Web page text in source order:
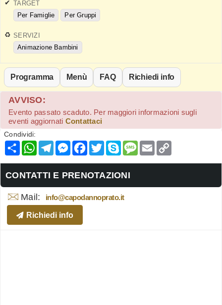
TARGET
Per Famiglie
Per Gruppi
SERVIZI
Animazione Bambini
Programma Menù FAQ Richiedi info
AVVISO:
Evento passato scaduto. Per maggiori informazioni sugli
eventi aggiornati Contattaci
Condividi:
Condividi
WhatsApp
Telegram
Messenger
Facebook
TwitterSkypeMessage
Email
CONTATTI E PRENOTAZIONI
Mail: info@capodannoprato.it
Richiedi info